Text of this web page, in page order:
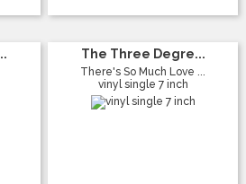
The Three Degre...
There's So Much Love ...
vinyl single 7 inch